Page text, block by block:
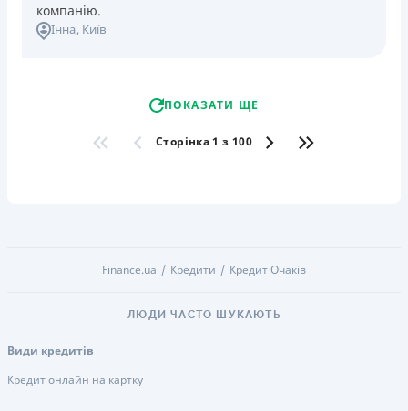
компанію.
Інна, Київ
ПОКАЗАТИ ЩЕ
Сторінка 1 з 100
Finance.ua Кредити Кредит Очаків
ЛЮДИ ЧАСТО ШУКАЮТЬ
Види кредитів
Кредит онлайн на картку